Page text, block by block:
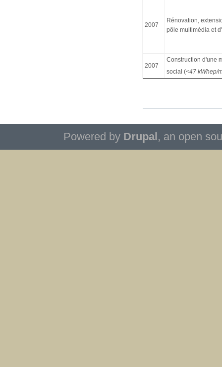
2007
Rénovation,
pôle multimédia et
2007
Construction d'une
social (<47 kWhep/
Powered by Drupal, an open